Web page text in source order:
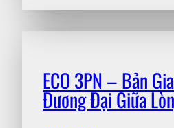
ECO 3PN – Bản
Đương Đại Giữa